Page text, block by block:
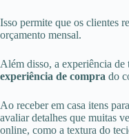
Isso permite que os clientes
orçamento mensal.
Além disso, a experiência de
experiência de compra do
Ao receber em casa itens
avaliar detalhes que muitas
online, como a textura do